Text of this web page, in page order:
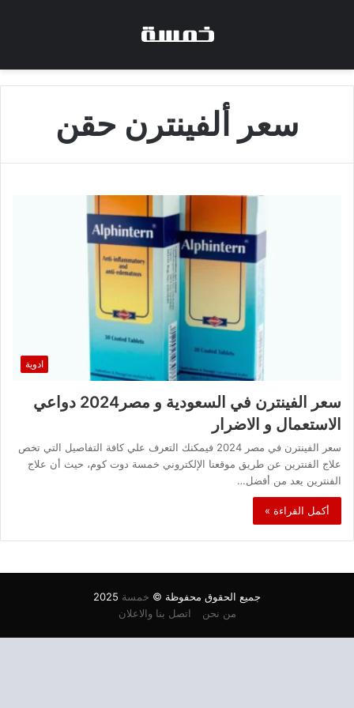
سعر ألفينترن حقن
ادوية
سعر الفينترن في السعودية و مصر2024 دواعي
الاستعمال و الاضرار
سعر الفينترن في مصر 2024 فيمكنك التعرف علي كافة التفاصيل التي تخص
علاج الفنترين عن طريق موقعنا الإلكتروني خمسة دوت كوم، حيث أن علاج
الفنترين يعد من أفضل…
أكمل القراءة »
جميع الحقوق محفوظة © خمسة
من نحن
اتصل بنا والاعلان